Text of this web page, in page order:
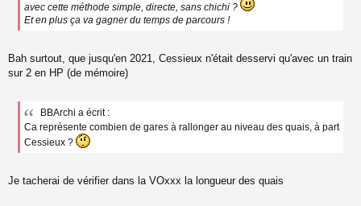
o
avec cette méthode simple, directe, sans chichi ?
Et en plus ça va gagner du temps de parcours !
Bah surtout, que jusqu'en 2021, Cessieux n'était desservi qu'avec un train
sur 2 en HP (de mémoire)
BBArchi a écrit :
Ca représente combien de gares à rallonger au niveau des quais, à part
Cessieux ?
Je tacherai de vérifier dans la VOxxx la longueur des quais